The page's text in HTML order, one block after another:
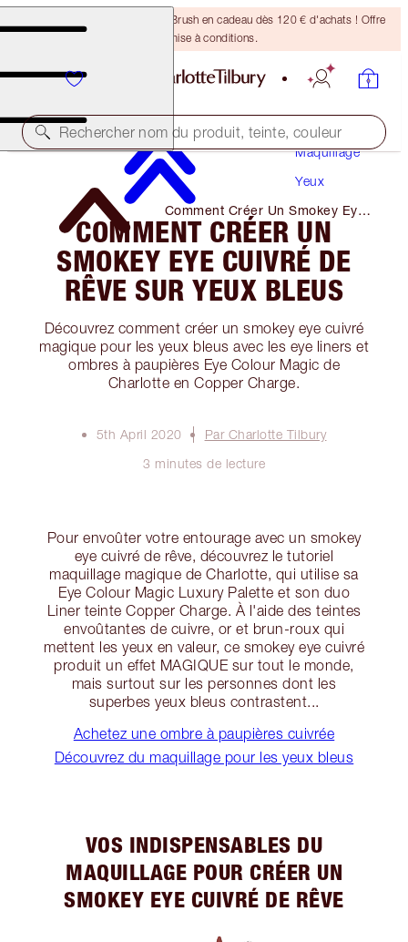
Recevez un pinceau Bronzing Brush en cadeau dès 120 € d'achats ! Offre
soumise à conditions.
Rechercher nom du produit, teinte, couleur
Maquillage
Yeux
Comment Créer Un Smokey Eye
Cuivré De Rêve Sur Yeux Bleus
COMMENT CRÉER UN
SMOKEY EYE CUIVRÉ DE
RÊVE SUR YEUX BLEUS
Découvrez comment créer un smokey eye cuivré
magique pour les yeux bleus avec les eye liners et
ombres à paupières Eye Colour Magic de
Charlotte en Copper Charge.
5th April 2020
Par Charlotte Tilbury
3 minutes de lecture
Pour envoûter votre entourage avec un smokey
eye cuivré de rêve, découvrez le tutoriel
maquillage magique de Charlotte, qui utilise sa
Eye Colour Magic Luxury Palette et son duo
Liner teinte Copper Charge. À l'aide des teintes
envoûtantes de cuivre, or et brun-roux qui
mettent les yeux en valeur, ce smokey eye cuivré
produit un effet MAGIQUE sur tout le monde,
mais surtout sur les personnes dont les
superbes yeux bleus contrastent...
Achetez une ombre à paupières cuivrée
Découvrez du maquillage pour les yeux bleus
VOS INDISPENSABLES DU
MAQUILLAGE POUR CRÉER UN
SMOKEY EYE CUIVRÉ DE RÊVE